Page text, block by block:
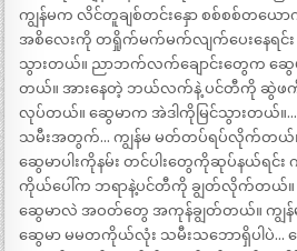
ကျွန်မက လိင်တူချစ်တင်းနှော စစ်စစ်တယော
အစိလေးကို တရှိုက်မက်မက်လျက်ပေးနေရင်း
သွားတယ်။ ညာဘက်လက်ချောင်းတွေက ဆွေ
တယ်။ အားနေတဲ့ ဘယ်လက်နဲ့ ပင်တီကို ဆွဲဖ
လုပ်တယ်။ ဆွေမာက အဲဒါကိုမြင်သွားတယ်။
သမီးအတွက်… ကျွန်မ မတ်တပ်ရပ်လိုက်တ
ဆွေမာပါးကိုနမ်း တင်ပါးတွေကိုဆုပ်နယ်ရင်း
ကိုယ်ပေါ်က ဘရာနဲ့ပင်တီကို ချွတ်လိုက်တယ်
ဆွေမာလဲ အဝတ်တွေ အကုန်ချွတ်တယ်။ ကျွန်
ဆွေမာ မမတကိုယ်လုံး သမီးသဘောရှိပါပဲ